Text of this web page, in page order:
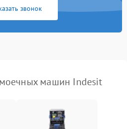
звонок
машин Indesit